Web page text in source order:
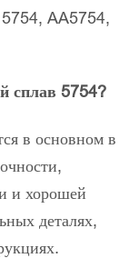
AA5754,
сплав 5754?
в основном в
и хорошей
деталях,